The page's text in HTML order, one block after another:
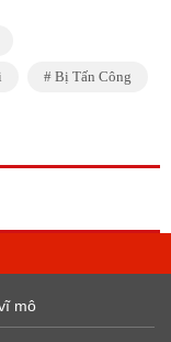
Bị Tấn Công
mô